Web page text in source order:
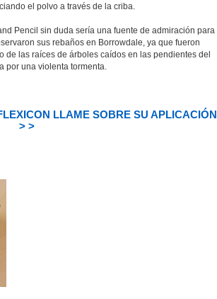
el polvo a través de la criba.
Pencil sin duda sería una fuente de admiración para
sus rebaños en Borrowdale, ya que fueron
de las raíces de árboles caídos en las pendientes del
por una violenta tormenta.
LLAME SOBRE SU APLICACIÓN
> >